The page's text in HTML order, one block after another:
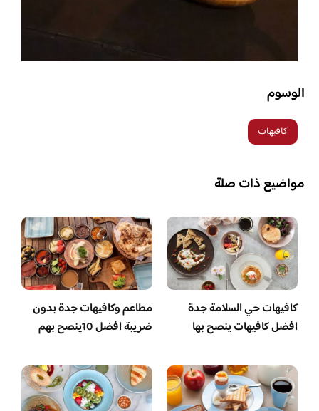
الوسوم
كافيهات
مواضيع ذات صلة
كافيهات حي السلامة جدة
افضل كافيهات ينصح بها
مطاعم وكافيهات جدة بدون
ضريبة افضل 10ينصح بهم